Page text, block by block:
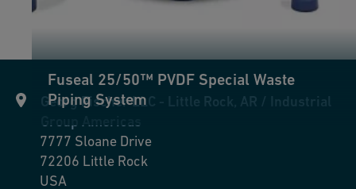
Fuseal 25/50™ PVDF Special Waste
Piping System
Georg Fischer LLC - Little Rock, AR / Industrial
Group Americas
7777 Sloane Drive
72206 Little Rock
USA